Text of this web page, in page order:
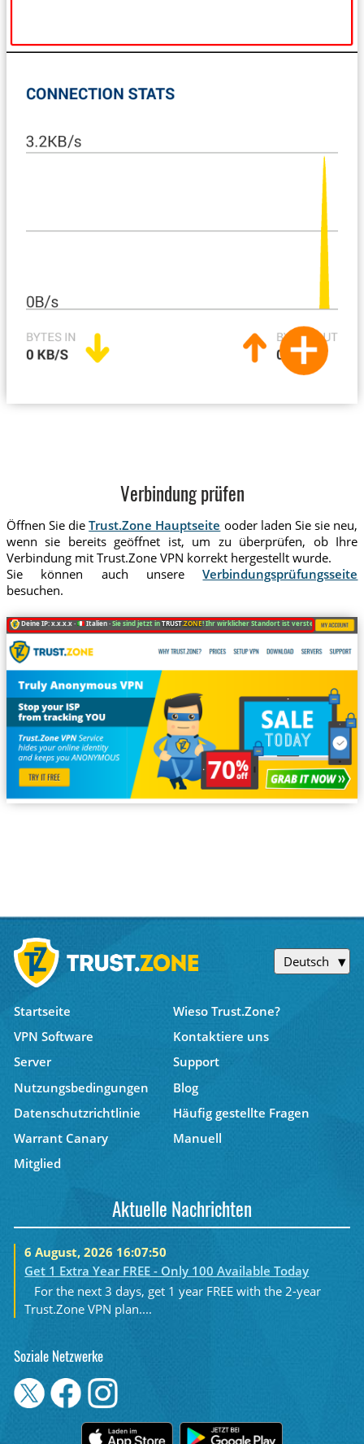
Verbindung prüfen
Öffnen Sie dieTrust.Zone Hauptseite ooder laden Sie sie neu,
wenn sie bereits geöffnet ist, um zu überprüfen, ob Ihre
Verbindung mit Trust.Zone VPN korrekt hergestellt wurde.
Sie können auch unsereVerbindungsprüfungsseite
besuchen.
Deine IP: x.x.x.x · Italien ·Sie sind jetzt inTRUST.ZONE! Ihr wirklicher Standort ist versteckt!
Deutsch
Startseite
Wieso Trust.Zone?
VPN Software
Kontaktiere uns
Server
Support
Nutzungsbedingungen
Blog
Datenschutzrichtlinie
Häufig gestellte Fragen
Warrant Canary
Manuell
Mitglied
Aktuelle Nachrichten
6 August, 2026 16:07:50
Get 1 Extra Year FREE - Only 100 Available Today
For the next 3 days, get 1 year FREE with the 2-year
Trust.Zone VPN plan....
Soziale Netzwerke